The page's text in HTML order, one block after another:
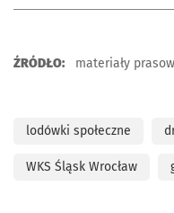
ŹRÓDŁO: materiały
lodówki społeczne
WKS Śląsk Wrocław